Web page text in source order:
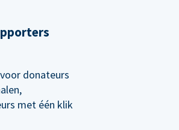
donateurs
met één klik